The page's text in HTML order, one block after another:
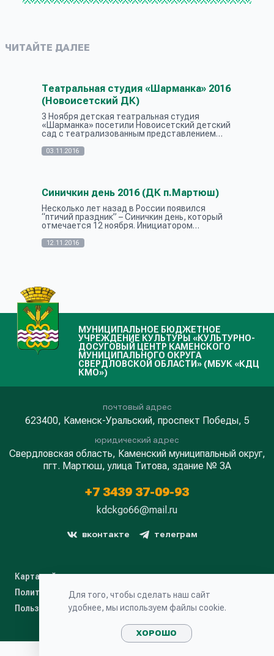
ЧИТАЙТЕ ДАЛЕЕ
Театральная студия «Шарманка» 2016
(Новоисетский ДК)
3 Ноября детская театральная студия
«Шарманка» посетили Новоисетский детский
сад с театрализованным представлением
участие : жонглеры, дрессированные собачки,...
03.11.2016
Синичкин день 2016 (ДК п.Мартюш)
Несколько лет назад в России появился
“птичий праздник” – Синичкин день, который
отмечается 12 ноября. Инициатором
Героев праздника, а также число и месяц п...
12.11.2016
МУНИЦИПАЛЬНОЕ БЮДЖЕТНОЕ
УЧРЕЖДЕНИЕ КУЛЬТУРЫ «КУЛЬТУРНО-
ДОСУГОВЫЙ ЦЕНТР КАМЕНСКОГО
МУНИЦИПАЛЬНОГО ОКРУГА
СВЕРДЛОВСКОЙ ОБЛАСТИ» (МБУК «КДЦ
КМО»)
почтовый адрес
623400, Каменск-Уральский, проспект Победы, 5
юридический адрес
Свердловская область, Каменский муниципальный округ,
пгт. Мартюш, улица Титова, здание № 3А
+7 3439 37-09-93
kdckgo66@mail.ru
вконтакте телеграм
Карта сайта
Политика конфиденциальности
Пользовательское соглашение
Для того, чтобы сделать наш сайт
удобнее, мы используем файлы cookie.
ХОРОШО